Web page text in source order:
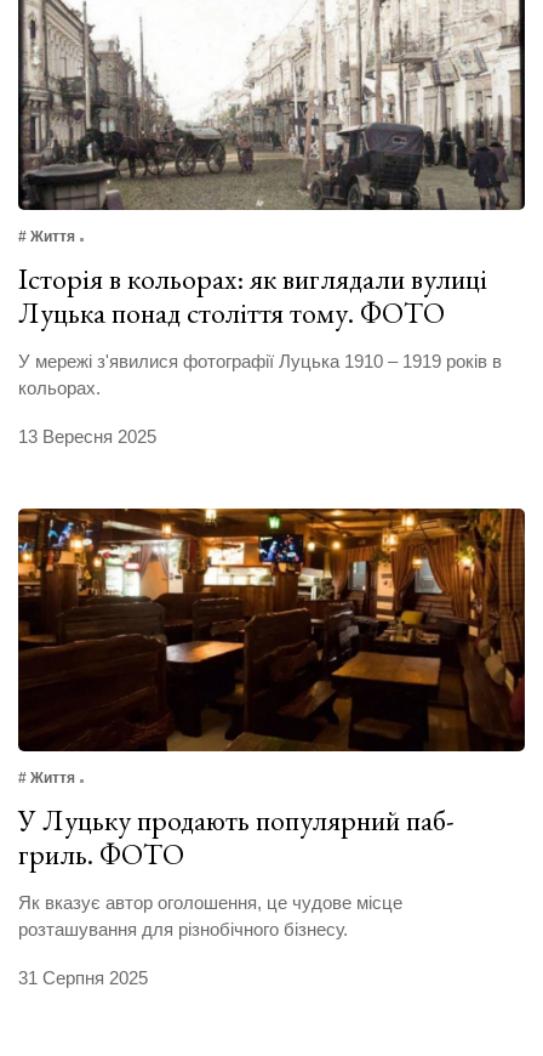
# Життя
Історія в кольорах: як виглядали вулиці
Луцька понад століття тому. ФОТО
У мережі з'явилися фотографії Луцька 1910 – 1919 років в
кольорах.
13 Вересня 2025
# Життя
У Луцьку продають популярний паб-
гриль. ФОТО
Як вказує автор оголошення, це чудове місце
розташування для різнобічного бізнесу.
31 Серпня 2025